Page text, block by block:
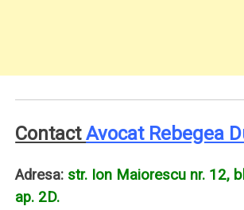
ContactAvocat Rebegea
Adresa: str. Ion Maiorescu nr. 12,
ap. 2D.